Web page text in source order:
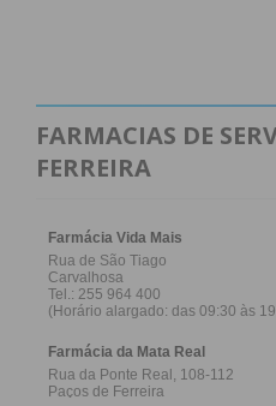
FARMACIAS DE
FERREIRA